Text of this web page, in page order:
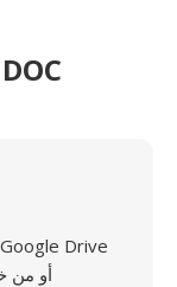
كيفية تحويل XLS إلى DOC